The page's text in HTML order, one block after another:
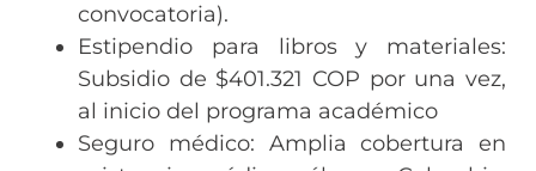
convocatoria).
Estipendio para libros y materiales:
Subsidio de $401.321 COP por una vez,
al inicio del programa académico
Seguro médico: Amplia cobertura en